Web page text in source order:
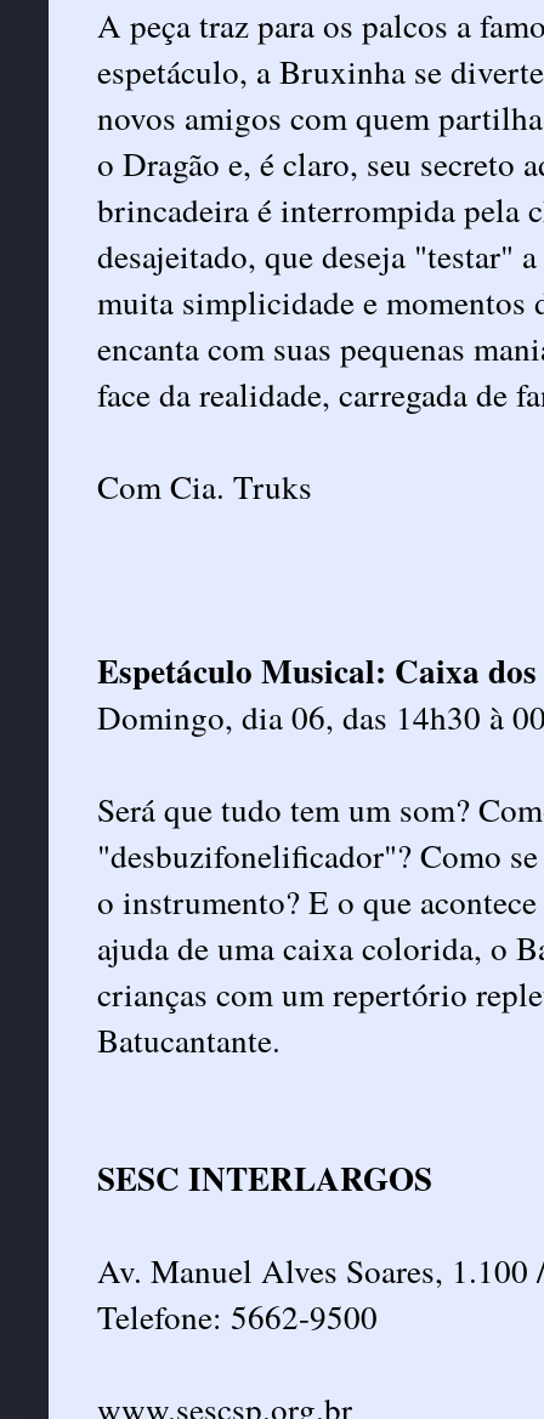
A peça traz para os palcos a
espetáculo, a Bruxinha se
novos amigos com quem
o Dragão e, é claro, seu secreto
brincadeira é interrompida pela
desajeitado, que deseja "testar"
muita simplicidade e momentos
encanta com suas pequenas
face da realidade, carregada de
Com Cia. Truks
Espetáculo Musical: Caixa
Domingo, dia 06, das 14h30 à
Será que tudo tem um som?
"desbuzifonelificador"? Como
o instrumento? E o que
ajuda de uma caixa colorida, o
crianças com um repertório
Batucantante.
SESC INTERLARGOS
Av. Manuel Alves Soares, 1.100
Telefone: 5662-9500
www.sescsp.org.br